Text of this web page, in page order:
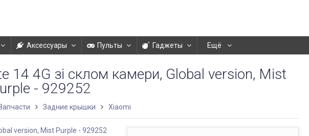
Аксессуары Пульты Гаджеты Ещё
14 4G зі склом камери, Global version, Mist
- 929252
Задние крышки Xiaomi